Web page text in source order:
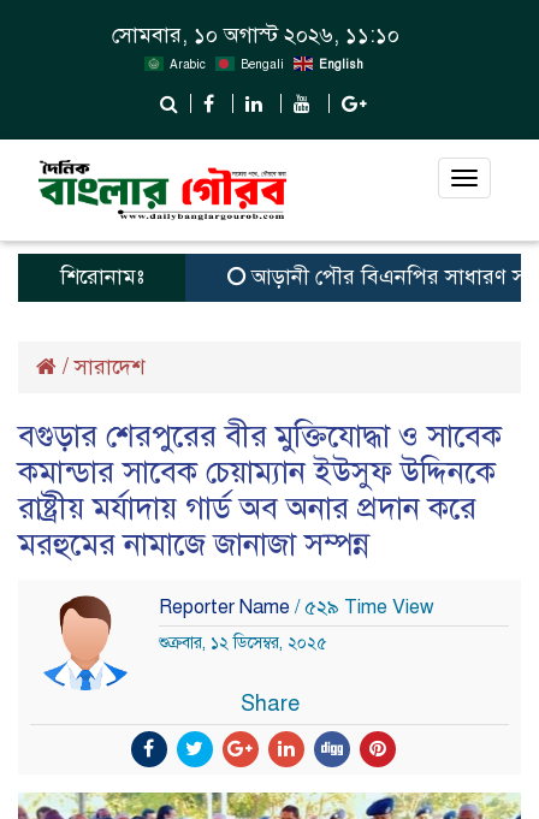
সোমবার, ১০ অগাস্ট ২০২৬, ১১:১০
Arabic Bengali English
Toggle
শিরোনামঃ আড়ানী পৌর বিএনপির সাধারণ
/সারাদেশ
বগুড়ার শেরপুরের বীর মুক্তিযোদ্ধা ও সাবেক
কমান্ডার সাবেক চেয়াম্যান ইউসুফ উদ্দিনকে
রাষ্ট্রীয় মর্যাদায় গার্ড অব অনার প্রদান করে
মরহুমের নামাজে জানাজা সম্পন্ন
Reporter Name / ৫২৯ Time View
শুক্রবার, ১২ ডিসেম্বর, ২০২৫
Share